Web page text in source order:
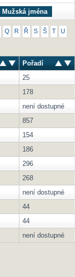
Mužská jména
Q R Ř S Š U
Pořadí
25
178
není dostupné
857
154
186
296
268
není dostupné
44
44
není dostupné